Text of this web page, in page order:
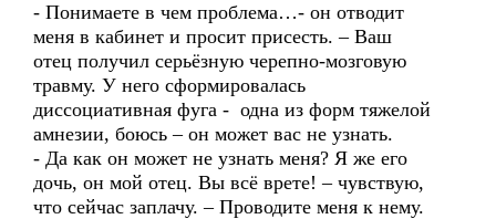
- Понимаете в чем проблема…- он отводит
меня в кабинет и просит присесть. – Ваш
отец получил серьёзную черепно-мозговую
травму. У него сформировалась
диссоциативная фуга - одна из форм тяжелой
амнезии, боюсь – он может вас не узнать.
- Да как он может не узнать меня? Я же его
дочь, он мой отец. Вы всё врете! – чувствую,
что сейчас заплачу. – Проводите меня к нему.